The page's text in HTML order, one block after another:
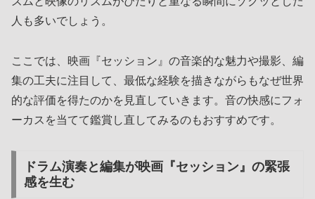
人も多いでしょう。
ここでは、映画『セッション』の音楽的な魅力や撮影、編
集の工夫に注目して、最低な経験を描きながらもなぜ世界
的な評価を得たのかを見直していきます。音の快感にフォ
ーカスを当てて鑑賞し直してみるのもおすすめです。
ドラム演奏と編集が映画『セッション』の緊張
感を生む